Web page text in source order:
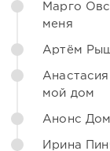
Марго
меня
Артём
мой дом
Анонс
Ирина